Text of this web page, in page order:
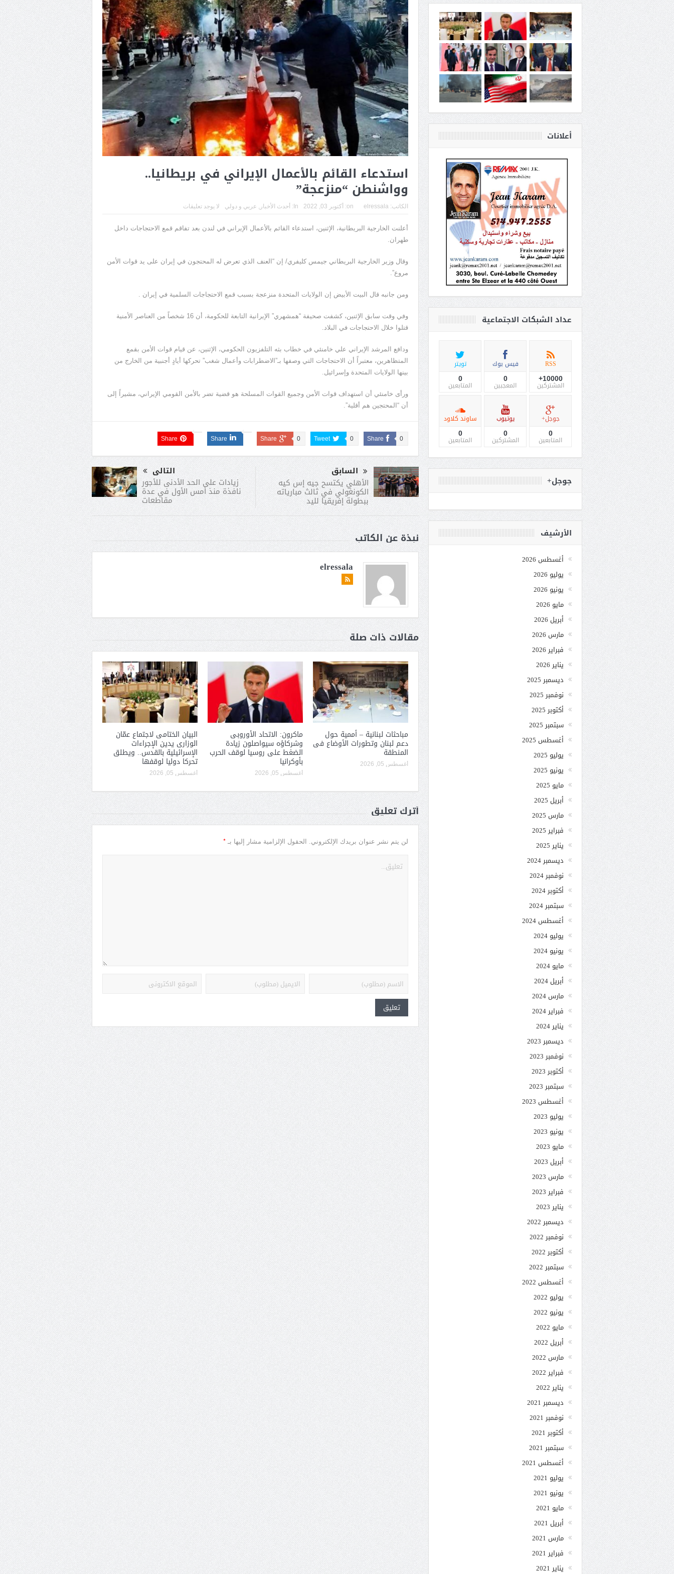
استدعاء القائم بالأعمال الإيراني في بريطانيا..
وواشنطن “منزعجة”
الكاتب: elressala
on: أكتوبر 03, 2022 In: أحدث الأخبار , عربي و دولي لا يوجد تعليقات
أعلنت الخارجية البريطانية، الإثنين، استدعاء القائم بالأعمال الإيراني في لندن بعد تفاقم قمع الاحتجاجات داخل
طهران.
وقال وزير الخارجية البريطاني جيمس كليفري/ إن “العنف الذي تعرض له المحتجون في إيران على يد قوات الأمن
مروع”.
ومن جانبه قال البيت الأبيض إن الولايات المتحدة منزعجة بسبب قمع الاحتجاجات السلمية في إيران .
وفي وقت سابق الإثنين، كشفت صحيفة “همشهري” الإيرانية التابعة للحكومة، أن 16 شخصاً من العناصر الأمنية
قتلوا خلال الاحتجاجات في البلاد.
ودافع المرشد الإيراني علي خامنئي في خطاب بثه التلفزيون الحكومي، الإثنين، عن قيام قوات الأمن بقمع
المتظاهرين، معتبراً أن الاحتجاجات التي وصفها بـ”الاضطرابات وأعمال شغب” تحركها أيادٍ أجنبية من الخارج من
بينها الولايات المتحدة وإسرائيل.
ورأى خامنئي أن استهداف قوات الأمن وجميع القوات المسلحة هو قضية تضر بالأمن القومي الإيراني، مشيراً إلى
أن “المحتجين هم أقلية”.
Share 0
Tweet 0
Share 0
Share
Share
السابق
الأهلي يكتسح جيه إس كيه
الكونغولي في ثالث مبارياته
ببطولة إفريقيا لليد
التالى
زيادات على الحد الأدنى للأجور
نافذة منذ أمس الأول في عدة
مقاطعات
نبذة عن الكاتب
elressala
مقالات ذات صلة
مباحثات لبنانية – أممية حول
دعم لبنان وتطورات الأوضاع فى
المنطقة
أغسطس 05, 2026
ماكرون: الاتحاد الأوروبى
وشركاؤه سيواصلون زيادة
الضغط على روسيا لوقف الحرب
بأوكرانيا
أغسطس 05, 2026
البيان الختامى لاجتماع عمّان
الوزارى يدين الإجراءات
الإسرائيلية بالقدس.. ويطلق
تحركا دوليا لوقفها
أغسطس 05, 2026
أترك تعليق
لن يتم نشر عنوان بريدك الإلكتروني. الحقول الإلزامية مشار إليها بـ *
أعلانات
عداد الشبكات الاجتماعية
RSS
10000+
المشتركين
فيس بوك
0
المعجبين
تويتر
0
المتابعين
جوجل+
0
المتابعين
يوتيوب
0
المشتركين
ساوند كلاود
0
المتابعين
جوجل+
الأرشيف
أغسطس 2026
يوليو 2026
يونيو 2026
مايو 2026
أبريل 2026
مارس 2026
فبراير 2026
يناير 2026
ديسمبر 2025
نوفمبر 2025
أكتوبر 2025
سبتمبر 2025
أغسطس 2025
يوليو 2025
يونيو 2025
مايو 2025
أبريل 2025
مارس 2025
فبراير 2025
يناير 2025
ديسمبر 2024
نوفمبر 2024
أكتوبر 2024
سبتمبر 2024
أغسطس 2024
يوليو 2024
يونيو 2024
مايو 2024
أبريل 2024
مارس 2024
فبراير 2024
يناير 2024
ديسمبر 2023
نوفمبر 2023
أكتوبر 2023
سبتمبر 2023
أغسطس 2023
يوليو 2023
يونيو 2023
مايو 2023
أبريل 2023
مارس 2023
فبراير 2023
يناير 2023
ديسمبر 2022
نوفمبر 2022
أكتوبر 2022
سبتمبر 2022
أغسطس 2022
يوليو 2022
يونيو 2022
مايو 2022
أبريل 2022
مارس 2022
فبراير 2022
يناير 2022
ديسمبر 2021
نوفمبر 2021
أكتوبر 2021
سبتمبر 2021
أغسطس 2021
يوليو 2021
يونيو 2021
مايو 2021
أبريل 2021
مارس 2021
فبراير 2021
يناير 2021